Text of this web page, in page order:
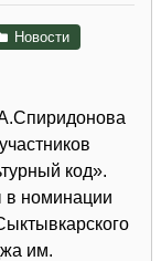
Новости
код».
в номинации
им.